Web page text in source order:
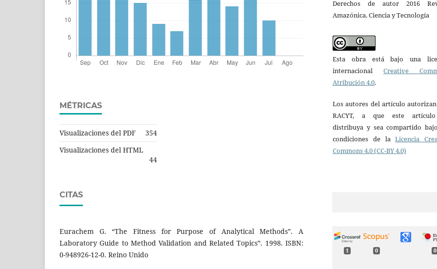
MÉTRICAS
Visualizaciones del PDF
354
Visualizaciones del HTML
44
CITAS
Eurachem G. “The Fitness for Purpose of Analytical Methods”. A
Laboratory Guide to Method Validation and Related Topics”. 1998. ISBN:
0-948926-12-0. Reino Unido
Derechos de autor 2016
Amazónica. Ciencia y Tecnología
Esta obra está bajo una
internacional Creative
Atribución 4.0.
Los autores del artículo
RACYT, a que este
distribuya y sea compartido
condiciones de laLicencia
Commons 4.0 (CC-BY 4.0)
1 0 0